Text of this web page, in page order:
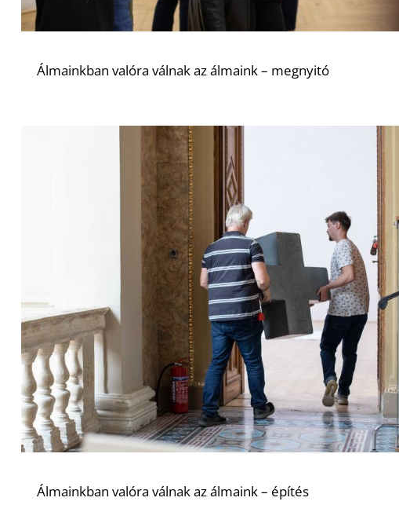
Álmainkban valóra válnak az álmaink – megnyitó
Álmainkban valóra válnak az álmaink – építés